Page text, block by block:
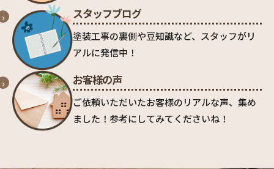
スタッフブログ
塗装工事の裏側や豆知識など、スタッフがリ
アルに発信中！
お客様の声
ご依頼いただいたお客様のリアルな声、集め
ました！参考にしてみてくださいね！